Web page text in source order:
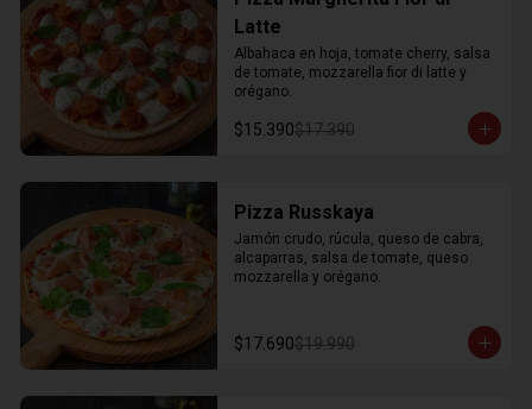
Latte
Albahaca en hoja, tomate cherry, salsa
de tomate, mozzarella fior di latte y
orégano.
$15.390$17.390
Pizza Russkaya
Jamón crudo, rúcula, queso de cabra,
alcaparras, salsa de tomate, queso
mozzarella y orégano.
$17.690$19.990